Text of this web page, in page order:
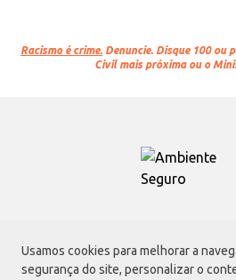
Usamos cookies para melhorar a
segurança do site, personalizar o
Racismo é crime. Denuncie. Disque 100 ou
Civil mais próxima ou o
Atacadão
Avenida Morvan Dias de Figueiredo, 6169,
02170-901 | CNPJ: